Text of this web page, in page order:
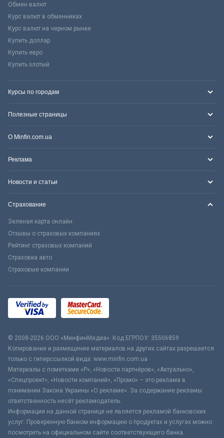
Обмен валют
Курс валют в обменниках
Курс валют на черном рынке
Купить доллар
Купить евро
Купить злотый
Курсы по городам
Полезные страницы
О Minfin.com.ua
Реклама
Новости и статьи
Страхование
Зеленая карта онлайн
Отзывы о страховых компаниях
Рейтинг страховых компаний
Страховка авто
Страховые компании
© 2008-2026 ООО «МинфинМедиа». Код ЕГРПОУ: 35506859
Копирование и размещение материалов на других сайтах разрешается
только с гиперссылкой вида: www.minfin.com.ua
Материалы с пометками «Р», «Новости партнёров», «Актуально»,
«Спецпроект», «Новости компаний», «Промо» – это реклама в
понимании Закона Украины «О рекламе». За содержание рекламы
ответственность несёт рекламодатель.
Информация на данной странице не является рекламой банковских
услуг. Проверенную банком информацию о продуктах и услугах можно
посмотреть на официальном сайте соответствующего банка.